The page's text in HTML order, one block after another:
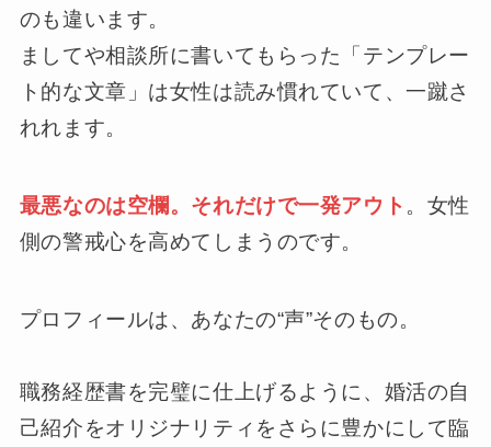
のも違います。
ましてや相談所に書いてもらった「テンプレー
ト的な文章」は女性は読み慣れていて、一蹴さ
れれます。
最悪なのは空欄。それだけで一発アウト 。女性
側の警戒心を高めてしまうのです。
プロフィールは、あなたの“声”そのもの。
職務経歴書を完璧に仕上げるように、婚活の自
己紹介をオリジナリティをさらに豊かにして臨